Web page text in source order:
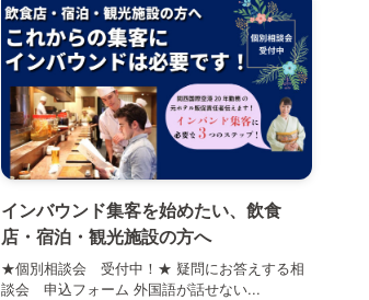
インバウンド集客を始めたい、飲食
店・宿泊・観光施設の方へ
★個別相談会 受付中！★ 疑問にお答えする相
談会 申込フォーム 外国語が話せない...